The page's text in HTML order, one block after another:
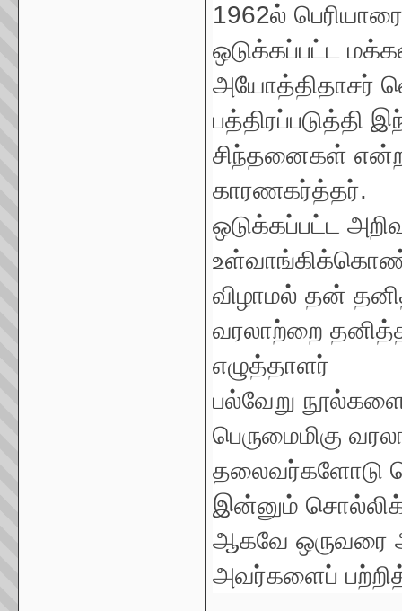
1962ல்
ஒடுக்கப்பட்ட
அயோத்திதாசர்
பத்திரப்படுத்தி
சிந்தனைகள் என்ற
காரணகர்த்தர்.
ஒடுக்கப்பட்ட
விழாமல் தன்
வரலாற்றை
எழுத்தாளர்
பல்வேறு
பெருமைமிகு
தலைவர்களோடு
இன்னும்
ஆகவே ஒருவரை
அவர்களைப்